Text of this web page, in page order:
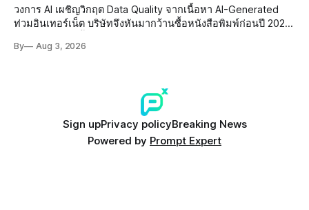
วงการ AI เผชิญวิกฤต Data Quality จากเนื้อหา AI-Generated
ท่วมอินเทอร์เน็ต บริษัทจึงหันมากว้านซื้อหนังสือพิมพ์ก่อนปี 2022
Poisoning ที่ซับซ้อน
By Aug 3, 2026
Sign upPrivacy policyBreaking News
Powered by Prompt Expert